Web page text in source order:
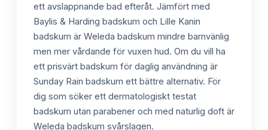
ett avslappnande bad efteråt. Jämfört med
Baylis & Harding badskum och Lille Kanin
badskum är Weleda badskum mindre barnvänlig
men mer vårdande för vuxen hud. Om du vill ha
ett prisvärt badskum för daglig användning är
Sunday Rain badskum ett bättre alternativ. För
dig som söker ett dermatologiskt testat
badskum utan parabener och med naturlig doft är
Weleda badskum svårslagen.